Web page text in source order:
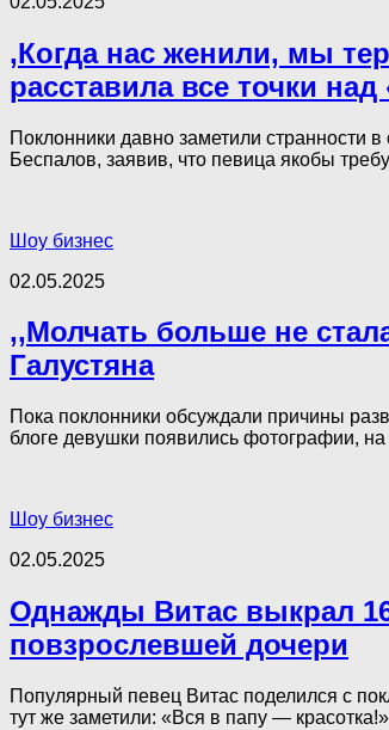
,Когда нас женили, мы
расставила все точки
Поклонники давно заметили странности
Беспалов, заявив, что певица якобы
Шоу бизнес
02.05.2025
,,Молчать больше не
Галустяна
Пока поклонники обсуждали причины
блоге девушки появились фотографии,
Шоу бизнес
02.05.2025
Однажды Витас выкрал
повзрослевшей дочери
Популярный певец Витас поделился с
тут же заметили: «Вся в папу —